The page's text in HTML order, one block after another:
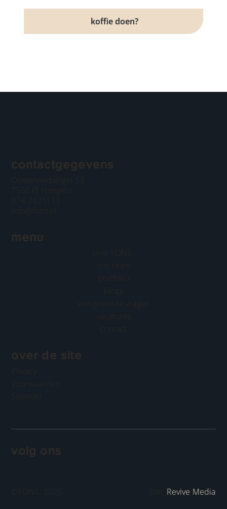
koffie doen?
contactgegevens
Oosterveldsingel 53
7558 PJ Hengelo
074-2421111
menu
vacatures
over de site
Voorwaarden
©FONS. 2025
volg ons
Revive Media